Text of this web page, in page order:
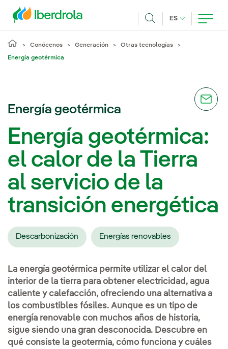
ES IDIOMA
Conócenos Generación Otras tecnologías
Energía geotérmica
Energía geotérmica
Energía geotérmica:
el calor de la Tierra
al servicio de la
transición energética
Descarbonización Energías renovables
La energía geotérmica permite utilizar el calor del
interior de la tierra para obtener electricidad, agua
caliente y calefacción, ofreciendo una alternativa a
los combustibles fósiles. Aunque es un tipo de
energía renovable con muchos años de historia,
sigue siendo una gran desconocida. Descubre en
qué consiste la geotermia, cómo funciona y cuáles